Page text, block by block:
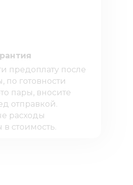
предоплату после
по готовности
пары, вносите
отправкой.
расходы
стоимость.